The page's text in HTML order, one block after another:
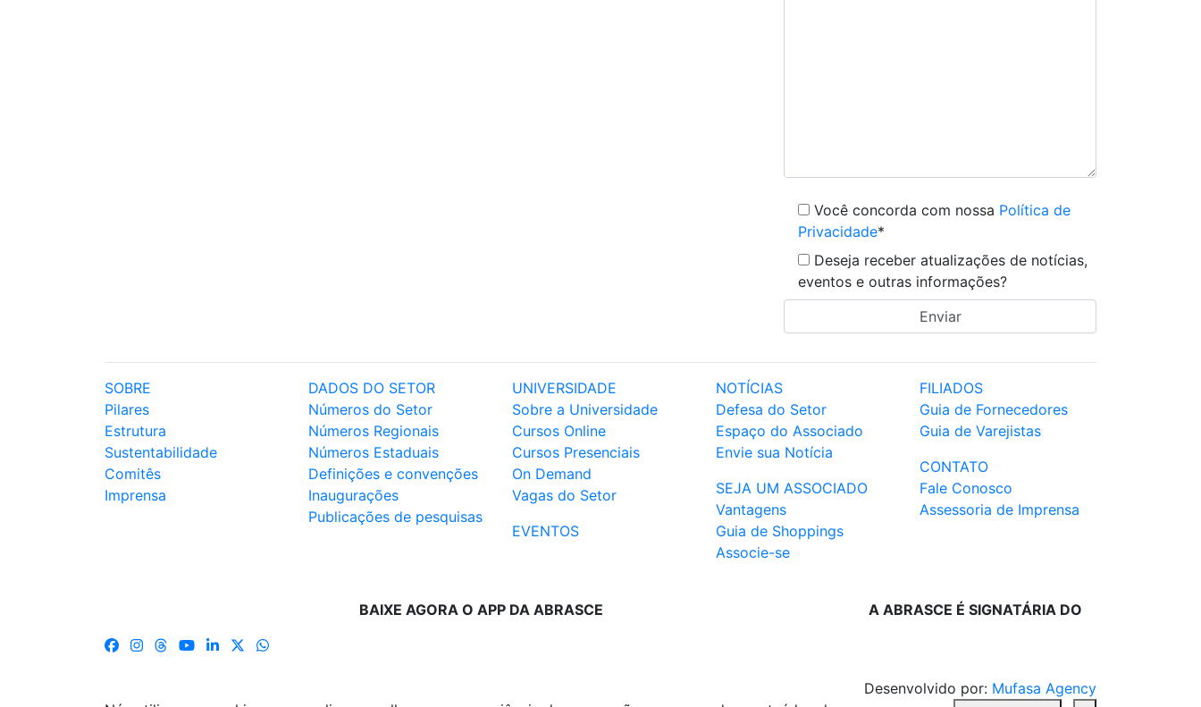
Você concorda com nossa Política de
Privacidade*
Deseja receber atualizações de notícias,
eventos e outras informações?
SOBRE
Pilares
Estrutura
Sustentabilidade
Comitês
Imprensa
DADOS DO SETOR
Números do Setor
Números Regionais
Números Estaduais
Definições e convenções
Inaugurações
Publicações de pesquisas
UNIVERSIDADE
Sobre a Universidade
Cursos Online
Cursos Presenciais
On Demand
Vagas do Setor
EVENTOS
NOTÍCIAS
Defesa do Setor
Espaço do Associado
Envie sua Notícia
SEJA UM ASSOCIADO
Vantagens
Guia de Shoppings
Associe-se
FILIADOS
Guia de Fornecedores
Guia de Varejistas
CONTATO
Fale Conosco
Assessoria de Imprensa
BAIXE AGORA O APP DA ABRASCE A ABRASCE É SIGNATÁRIA DO
Desenvolvido por: Mufasa Agency